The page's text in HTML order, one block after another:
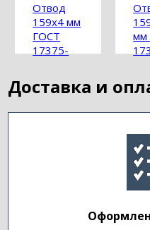
Отвод
159х4 мм
ГОСТ
17375-
мм
Доставка и